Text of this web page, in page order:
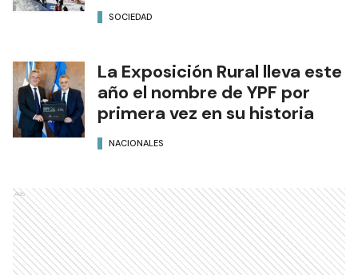
SOCIEDAD
La Exposición Rural lleva este
año el nombre de YPF por
primera vez en su historia
NACIONALES
Ads